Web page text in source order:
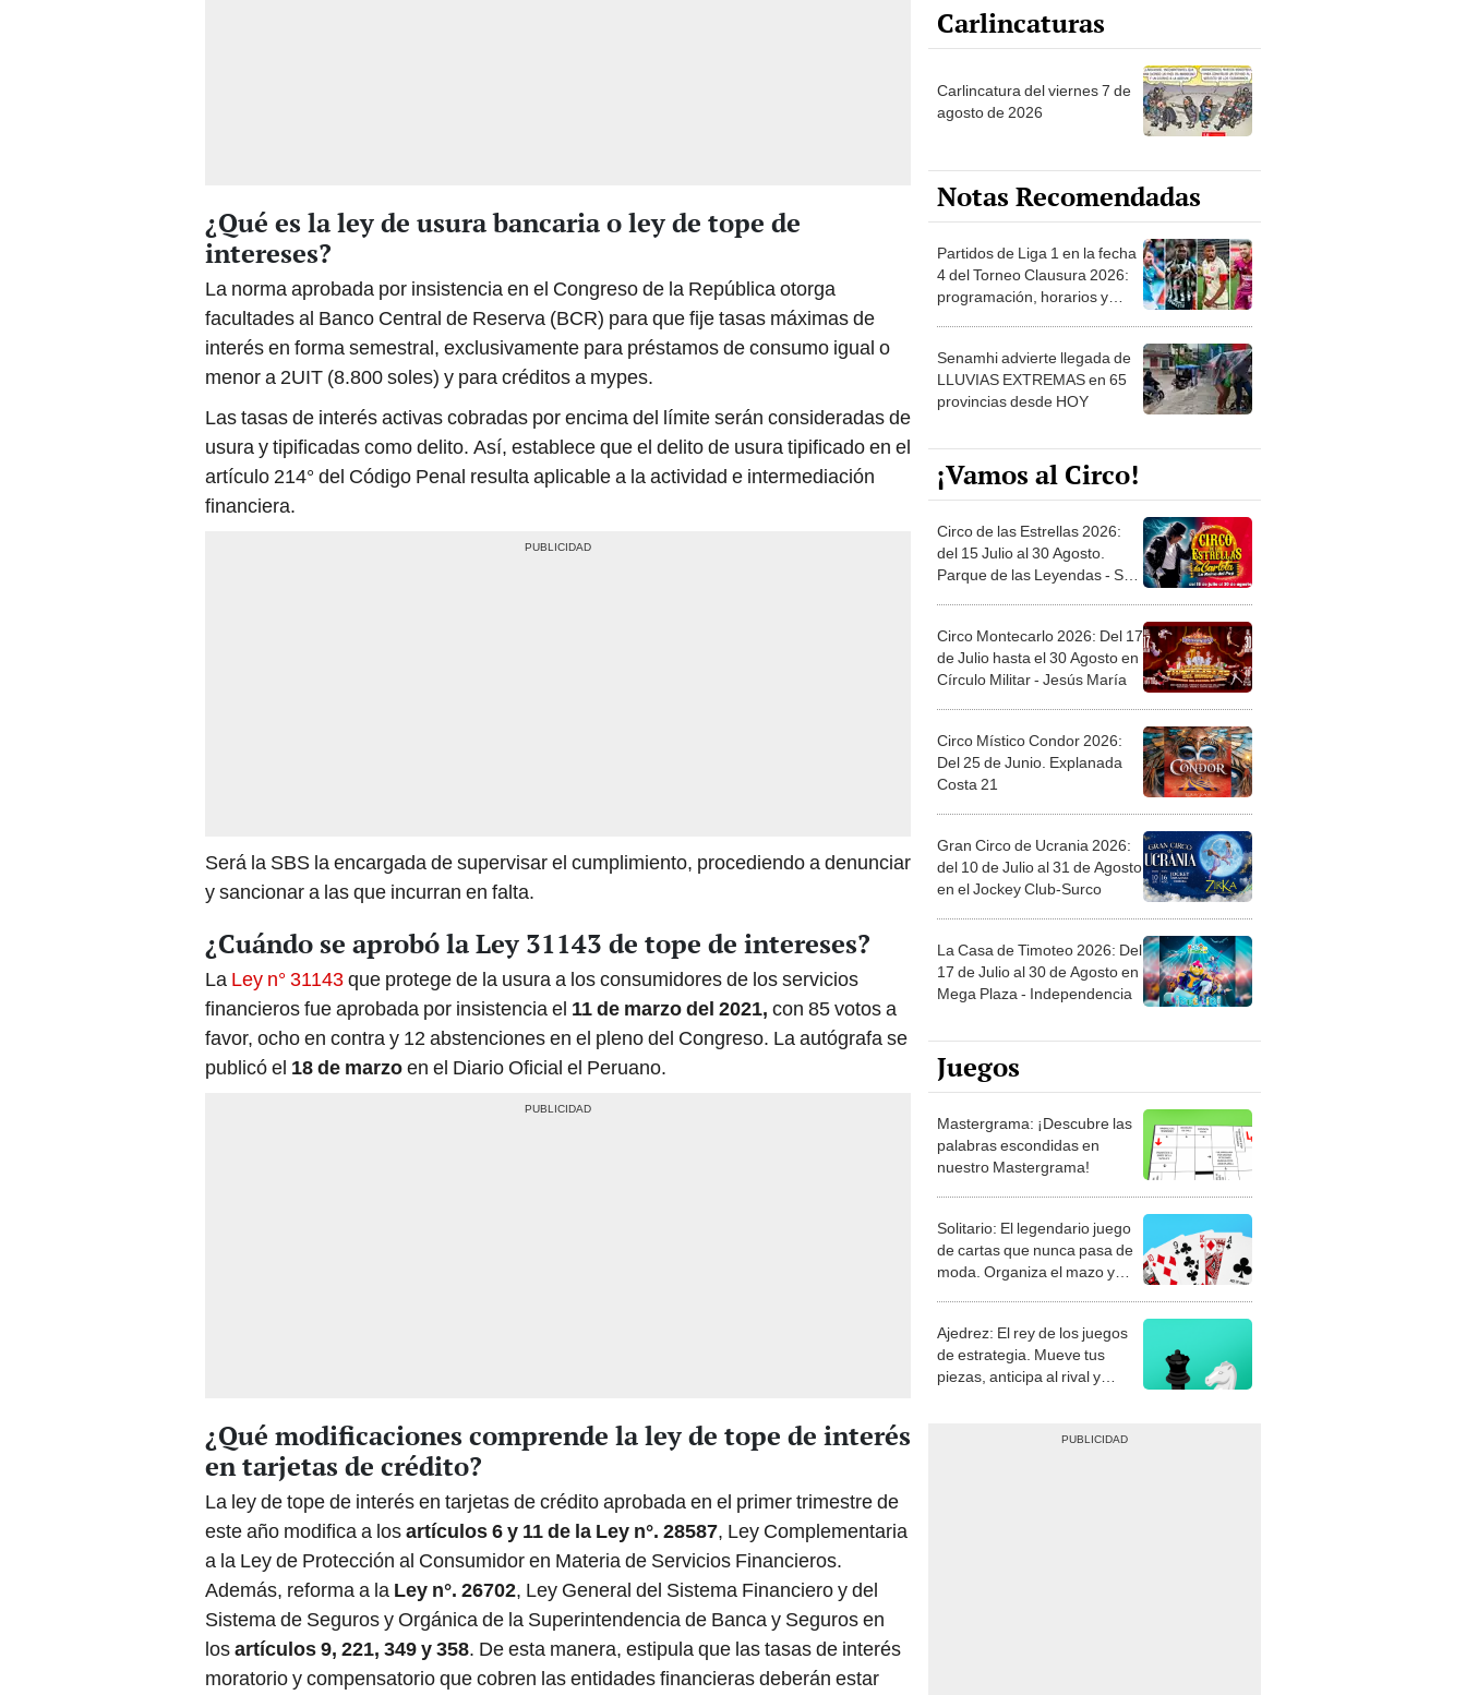
¿Qué es la ley de usura bancaria o ley de tope de
intereses?
La norma aprobada por insistencia en el Congreso de la República otorga
facultades al Banco Central de Reserva (BCR) para que fije tasas máximas de
interés en forma semestral, exclusivamente para préstamos de consumo igual o
menor a 2UIT (8.800 soles) y para créditos a mypes.
Las tasas de interés activas cobradas por encima del límite serán consideradas de
usura y tipificadas como delito. Así, establece que el delito de usura tipificado en el
artículo 214° del Código Penal resulta aplicable a la actividad e intermediación
financiera.
Será la SBS la encargada de supervisar el cumplimiento, procediendo a denunciar
y sancionar a las que incurran en falta.
¿Cuándo se aprobó la Ley 31143 de tope de intereses?
La Ley n° 31143 que protege de la usura a los consumidores de los servicios
financieros fue aprobada por insistencia el 11 de marzo del 2021, con 85 votos a
favor, ocho en contra y 12 abstenciones en el pleno del Congreso. La autógrafa se
publicó el 18 de marzoen el Diario Oficial el Peruano.
¿Qué modificaciones comprende la ley de tope de interés
en tarjetas de crédito?
La ley de tope de interés en tarjetas de crédito aprobada en el primer trimestre de
este año modifica a los artículos 6 y 11 de la Ley n°. 28587 , Ley Complementaria
a la Ley de Protección al Consumidor en Materia de Servicios Financieros.
Además, reforma a la Ley n°. 26702 , Ley General del Sistema Financiero y del
Sistema de Seguros y Orgánica de la Superintendencia de Banca y Seguros en
los artículos 9, 221, 349 y 358 . De esta manera, estipula que las tasas de interés
moratorio y compensatorio que cobren las entidades financieras deberán estar
Carlincaturas
Carlincatura del viernes 7 de
agosto de 2026
Notas Recomendadas
Partidos de Liga 1 en la fecha
4 del Torneo Clausura 2026:
programación, horarios y
Senamhi advierte llegada de
LLUVIAS EXTREMAS en 65
provincias desde HOY
¡Vamos al Circo!
Circo de las Estrellas 2026:
del 15 Julio al 30 Agosto.
Parque de las Leyendas - San
Circo Montecarlo 2026: Del 17
de Julio hasta el 30 Agosto en
Círculo Militar - Jesús María
Circo Místico Condor 2026:
Del 25 de Junio. Explanada
Costa 21
Gran Circo de Ucrania 2026:
del 10 de Julio al 31 de Agosto
en el Jockey Club-Surco
La Casa de Timoteo 2026: Del
17 de Julio al 30 de Agosto en
Mega Plaza - Independencia
Juegos
Mastergrama: ¡Descubre las
palabras escondidas en
nuestro Mastergrama!
Solitario: El legendario juego
de cartas que nunca pasa de
moda. Organiza el mazo y
Ajedrez: El rey de los juegos
de estrategia. Mueve tus
piezas, anticipa al rival y